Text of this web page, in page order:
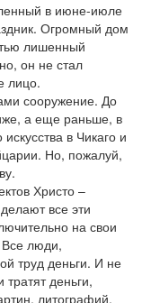
в июне-июле
Огромный дом
лишенный
он не стал
лицо.
сооружение. До
а еще раньше, в
в Чикаго и
Но, пожалуй,
Христо –
все эти
на свои
Все люди,
труд деньги. И не
деньги,
литографий,